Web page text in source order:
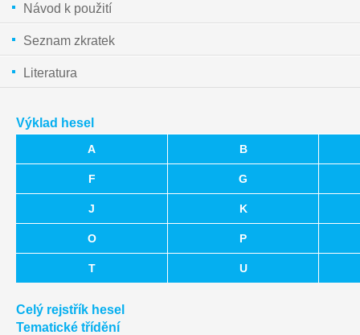
Návod k použití
Seznam zkratek
Literatura
Výklad hesel
A B
F G
J K
O P
T U
Celý rejstřík hesel
Tematické třídění